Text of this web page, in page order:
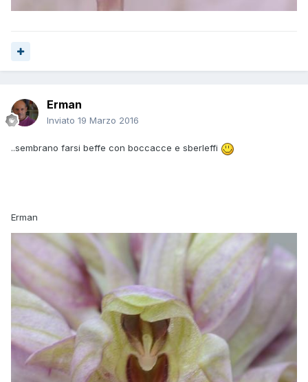
Erman
Inviato 19 Marzo 2016
..sembrano farsi beffe con boccacce e sberleffi
Erman